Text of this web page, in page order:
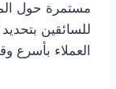
مستمرة حول
للسائقين
العملاء